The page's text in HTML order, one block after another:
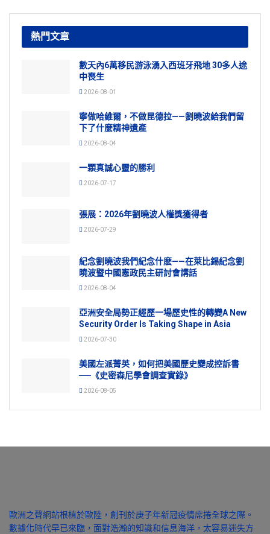
熱門文章
數天內6萬移民游泳湧入西班牙飛地 30多人途
中喪生
2026-08-01
寧做哈維爾，不做昆德拉——劉曉波給我們留
下了什麼精神遺產
2026-08-04
一顆真誠心靈的勝利
2026-07-17
張展：2026年劉曉波人權獎獲得者
2026-07-29
紀念劉曉波我們紀念什麽——在萊比錫紀念劉
曉波暨中國憲政民主研討會講話
2026-08-04
亞洲安全局勢正經歷一場歷史性的轉變A New
Security Order Is Taking Shape in Asia
2026-07-30
美國左派菁英，如何把美國歷史變成控訴書
──《史密森尼學會調查實錄》
2026-08-05
歐洲之聲網站根植於歐陸，創刊於庚子年新冠疫情席捲全球之際。
數據化時代早已來臨，面對浩瀚的知識和信息海洋，太容易迷失方